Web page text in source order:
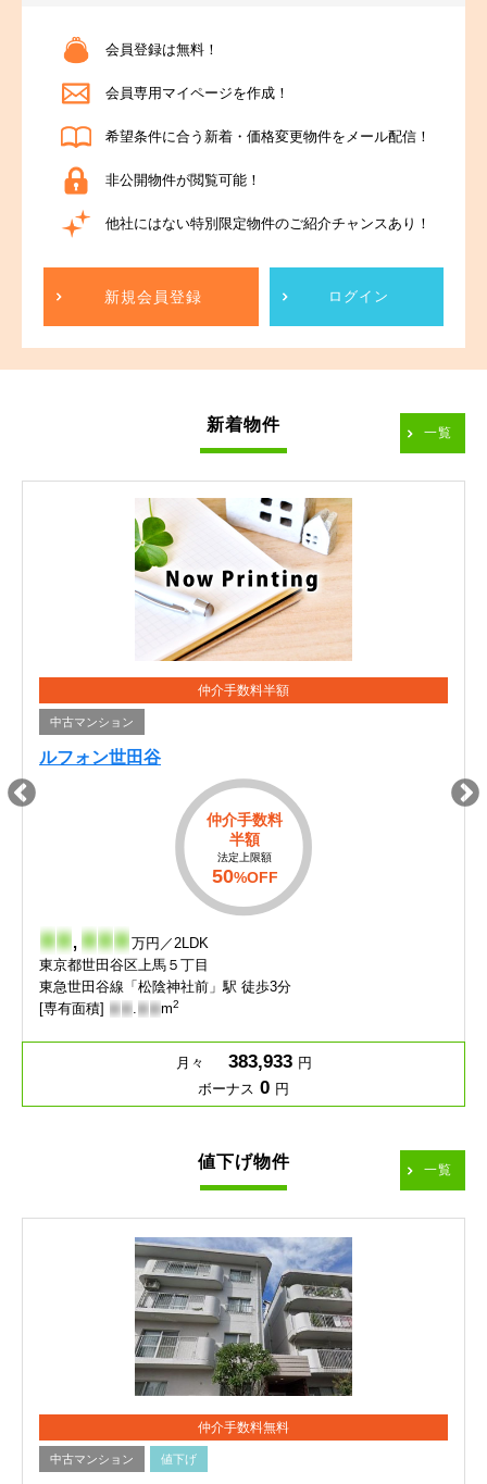
会員登録は無料！
会員専用マイページを作成！
希望条件に合う新着・価格変更物件をメール配信！
非公開物件が閲覧可能！
他社にはない特別限定物件のご紹介チャンスあり！
新規会員登録 ログイン
新着物件 一覧
仲介手数料半額
中古マンション
ルフォン世田谷
仲介手数料
半額
法定上限額
50%OFF
- - ,- - - 万円／2LDK
東京都世田谷区上馬５丁目
東急世田谷線「松陰神社前」駅 徒歩3分
[専有面積] - - .- - m2
月々 383,933 円
ボーナス 0 円
値下げ物件 一覧
仲介手数料無料
中古マンション 値下げ